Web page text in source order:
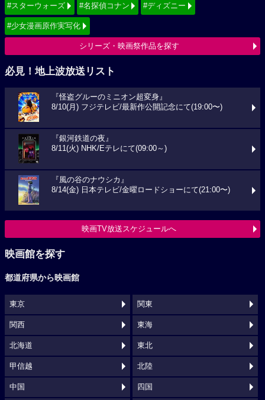
#スターウォーズ #名探偵コナン #ディズニー
#少女漫画原作実写化
シリーズ・映画祭作品を探す
必見！地上波放送リスト
『怪盗グルーのミニオン超変身』
8/10(月) フジテレビ/最新作公開記念にて(19:00〜)
『銀河鉄道の夜』
8/11(火) NHK/Eテレにて(09:00～)
『風の谷のナウシカ』
8/14(金) 日本テレビ/金曜ロードショーにて(21:00〜)
映画TV放送スケジュールへ
映画館を探す
都道府県から映画館
東京 関東
関西 東海
北海道 東北
甲信越 北陸
中国 四国